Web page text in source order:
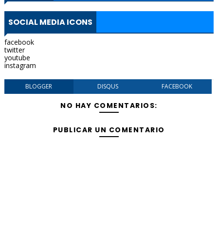
SOCIAL MEDIA ICONS
facebook
twitter
youtube
instagram
BLOGGER DISQUS FACEBOOK
NO HAY COMENTARIOS:
PUBLICAR UN COMENTARIO